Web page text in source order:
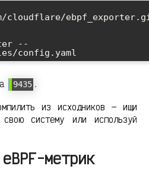
cloudflare/
--
9435 .
из исходников — ищи
систему или используй
метрик